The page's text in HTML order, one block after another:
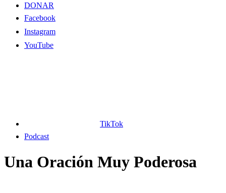
DONAR
Facebook
Instagram
YouTube
TikTok
Podcast
Una Oración Muy Poderosa